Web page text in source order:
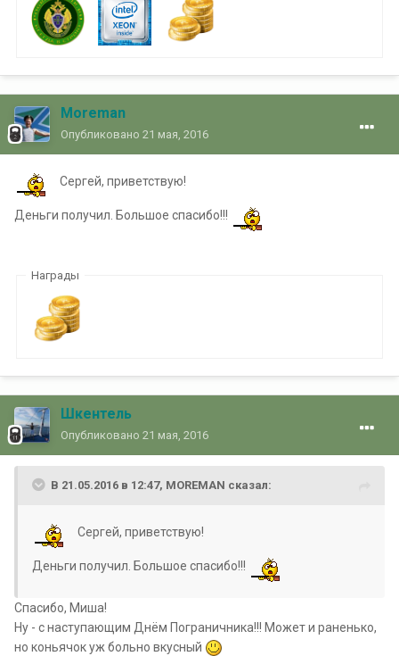
Moreman
Опубликовано 21 мая, 2016
Сергей, приветствую!
Деньги получил. Большое спасибо!!!
Награды
Шкентель
Опубликовано 21 мая, 2016
В 21.05.2016 в 12:47, MOREMAN сказал:
Сергей, приветствую!
Деньги получил. Большое спасибо!!!
Спасибо, Миша!
Ну - с наступающим Днём Пограничника!!! Может и раненько,
но коньячок уж больно вкусный